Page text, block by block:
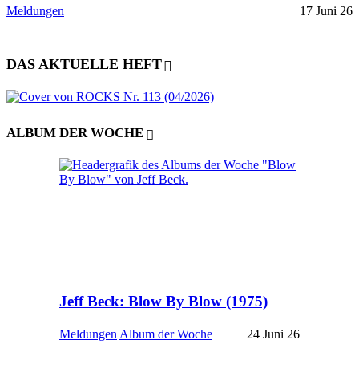
Meldungen 17 Juni 26
DAS AKTUELLE HEFT
ALBUM DER WOCHE
Jeff Beck: Blow By Blow (1975)
Meldungen Album der Woche 24 Juni 26